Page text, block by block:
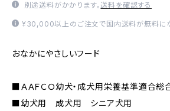
別途送料がかかります。送料を確認する
¥30,000以上のご注文で国内送料が無料にな
おなかにやさしいフード
■ＡＡＦＣＯ幼犬・成犬用栄養基準適合総
■幼犬用 成犬用 シニア犬用